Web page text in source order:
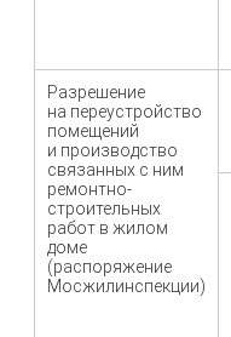
Разрешение
на переустройство
помещений
и производство
связанных с ним
ремонтно-
строительных
работ в жилом
доме
(распоряжение
Мосжилинспекции)